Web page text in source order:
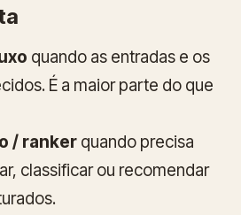
quando as entradas e os
É a maior parte do que
/ ranker quando precisa
classificar ou recomendar